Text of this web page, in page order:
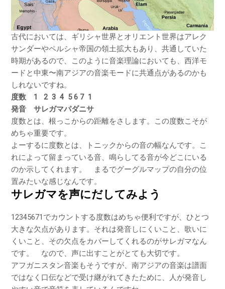
古代においては、ギリシャ世界とオリエント世界はアレク
サンダーやペルシャ帝国の領土拡大もあり、共通していた
時期があるので、このように音楽理論においても、西洋モ
ードと中東〜南アジアの音楽モードに共通点があるのかも
しれないですね。
度数 1 2 3 4 5 6 7 1
発音 サレガマパダニサ
度数とは、根っこからの距離をさします。この度数こそが
めちゃ重要です。
よーするに度数とは、トニックからの音の幅なんです。こ
れによって留まっている音、鳴らしてる音が今どこにいる
のか示してくれます。 まるでグーグルマップの自分の位
置みたいな感じなんです。
サレガマを声にだしてみよう
12345671でカウントする度数はめちゃ便利ですが、ひとつ
大きな欠点があります。それは発音しにくいこと、歌いに
くいこと、その欠点をカバーしてくれるのがサレガマなん
です。 なので、声に出すことがとても大切です。
アフガニスタン音楽もそうですが、南アジアの音楽は譜面
ではなく口伝などで受け継がれてきたために、人が発音し